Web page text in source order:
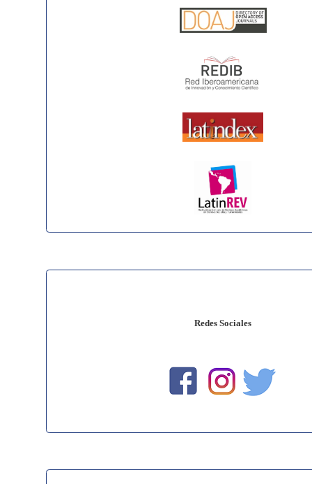
Redes Sociales